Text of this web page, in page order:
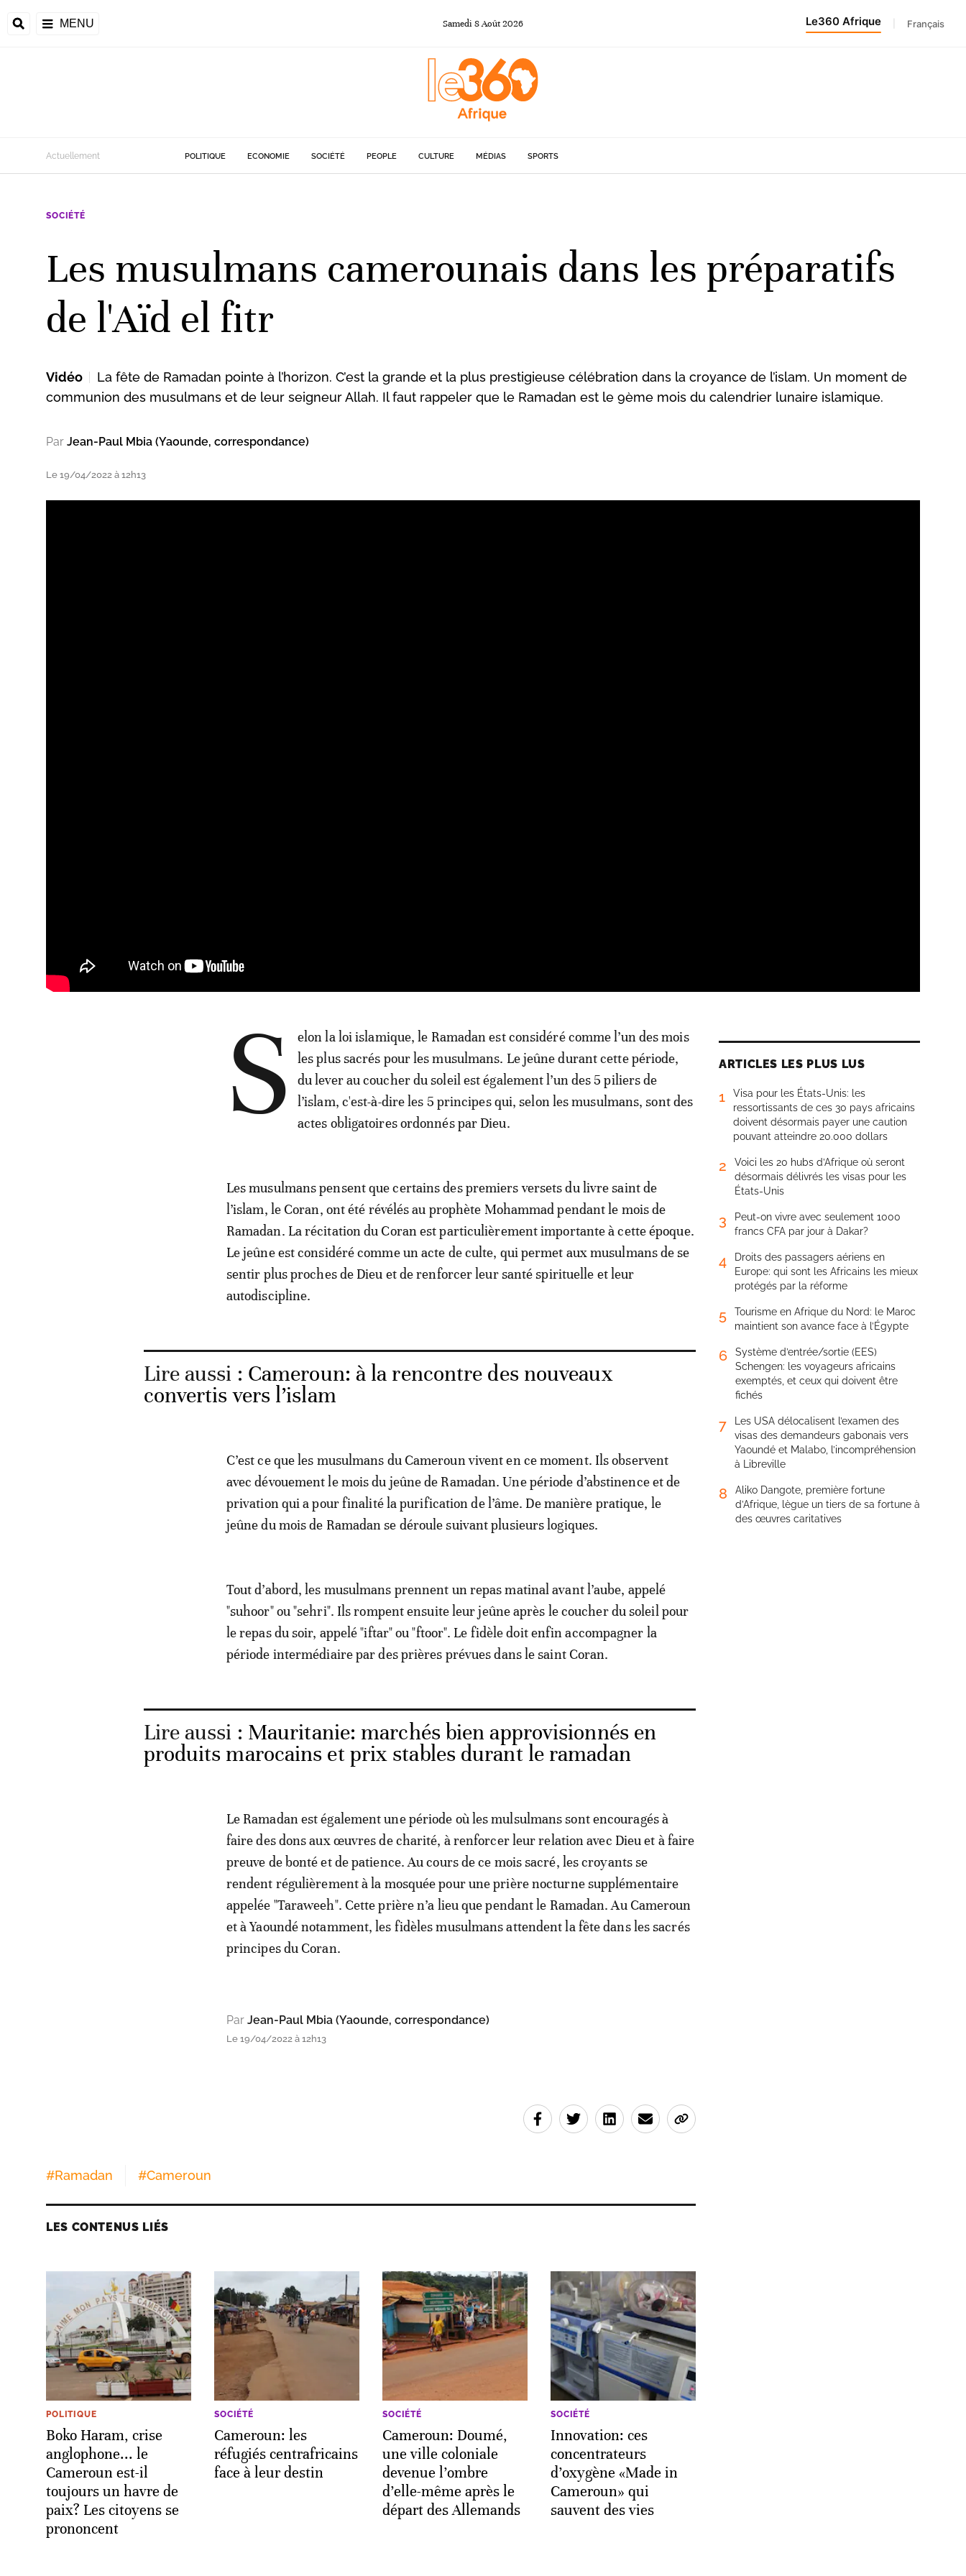
MENU Samedi 8Août2026 Le360 Afrique Français
Actuellement POLITIQUE ECONOMIE SOCIÉTÉ PEOPLE CULTURE MÉDIAS SPORTS
SOCIÉTÉ
Les musulmans camerounais dans les préparatifs
de l'Aïd el fitr
Vidéo
La fête de Ramadan pointe à l’horizon. C’est la grande et la plus prestigieuse célébration dans la croyance de l’islam. Un moment de
communion des musulmans et de leur seigneur Allah. Il faut rappeler que le Ramadan est le 9ème mois du calendrier lunaire islamique.
Par Jean-Paul Mbia (Yaounde, correspondance)
Le 19/04/2022 à 12h13
S
elon la loi islamique, le Ramadan est considéré comme l’un des mois
les plus sacrés pour les musulmans. Le jeûne durant cette période,
du lever au coucher du soleil est également l’un des 5 piliers de
l’islam, c'est-à-dire les 5 principes qui, selon les musulmans, sont des
actes obligatoires ordonnés par Dieu.
Les musulmans pensent que certains des premiers versets du livre saint de
l’islam, le Coran, ont été révélés au prophète Mohammad pendant le mois de
Ramadan. La récitation du Coran est particulièrement importante à cette époque.
Le jeûne est considéré comme un acte de culte, qui permet aux musulmans de se
sentir plus proches de Dieu et de renforcer leur santé spirituelle et leur
autodiscipline.
Lire aussi : Cameroun: à la rencontre des nouveaux
convertis vers l’islam
C’est ce que les musulmans du Cameroun vivent en ce moment. Ils observent
avec dévouement le mois du jeûne de Ramadan. Une période d’abstinence et de
privation qui a pour finalité la purification de l’âme. De manière pratique, le
jeûne du mois de Ramadan se déroule suivant plusieurs logiques.
Tout d’abord, les musulmans prennent un repas matinal avant l’aube, appelé
"suhoor" ou "sehri". Ils rompent ensuite leur jeûne après le coucher du soleil pour
le repas du soir, appelé "iftar" ou "ftoor". Le fidèle doit enfin accompagner la
période intermédiaire par des prières prévues dans le saint Coran.
Lire aussi : Mauritanie: marchés bien approvisionnés en
produits marocains et prix stables durant le ramadan
Le Ramadan est également une période où les mulsulmans sont encouragés à
faire des dons aux œuvres de charité, à renforcer leur relation avec Dieu et à faire
preuve de bonté et de patience. Au cours de ce mois sacré, les croyants se
rendent régulièrement à la mosquée pour une prière nocturne supplémentaire
appelée "Taraweeh". Cette prière n’a lieu que pendant le Ramadan. Au Cameroun
et à Yaoundé notamment, les fidèles musulmans attendent la fête dans les sacrés
principes du Coran.
Par Jean-Paul Mbia (Yaounde, correspondance)
Le 19/04/2022 à 12h13
#Ramadan #Cameroun
LES CONTENUS LIÉS
POLITIQUE
Boko Haram, crise
anglophone... le
Cameroun est-il
toujours un havre de
paix? Les citoyens se
prononcent
SOCIÉTÉ
Cameroun: les
réfugiés centrafricains
face à leur destin
SOCIÉTÉ
Cameroun: Doumé,
une ville coloniale
devenue l’ombre
d’elle-même après le
départ des Allemands
SOCIÉTÉ
Innovation: ces
concentrateurs
d’oxygène «Made in
Cameroun» qui
sauvent des vies
ARTICLES LES PLUS LUS
1
Visa pour les États-Unis: les
ressortissants de ces 30 pays africains
doivent désormais payer une caution
pouvant atteindre 20.000 dollars
2
Voici les 20 hubs d’Afrique où seront
désormais délivrés les visas pour les
États-Unis
3
Peut-on vivre avec seulement 1000
francs CFA par jour à Dakar?
4
Droits des passagers aériens en
Europe: qui sont les Africains les mieux
protégés par la réforme
5
Tourisme en Afrique du Nord: le Maroc
maintient son avance face à l’Égypte
6
Système d’entrée/sortie (EES)
Schengen: les voyageurs africains
exemptés, et ceux qui doivent être
fichés
7
Les USA délocalisent l’examen des
visas des demandeurs gabonais vers
Yaoundé et Malabo, l’incompréhension
à Libreville
8
Aliko Dangote, première fortune
d’Afrique, lègue un tiers de sa fortune à
des œuvres caritatives